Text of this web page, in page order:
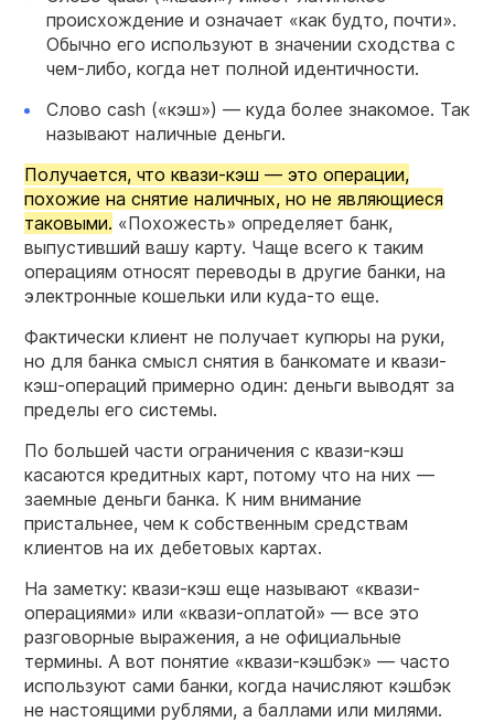
происхождение и означает «как будто, почти».
Обычно его используют в значении сходства с
чем-либо, когда нет полной идентичности.
Слово cash («кэш») — куда более знакомое. Так
называют наличные деньги.
Получается, что квази-кэш — это операции,
похожие на снятие наличных, но не являющиеся
таковыми. «Похожесть» определяет банк,
выпустивший вашу карту. Чаще всего к таким
операциям относят переводы в другие банки, на
электронные кошельки или куда-то еще.
Фактически клиент не получает купюры на руки,
но для банка смысл снятия в банкомате и квази-
кэш-операций примерно один: деньги выводят за
пределы его системы.
По большей части ограничения с квази-кэш
касаются кредитных карт, потому что на них —
заемные деньги банка. К ним внимание
пристальнее, чем к собственным средствам
клиентов на их дебетовых картах.
На заметку: квази-кэш еще называют «квази-
операциями» или «квази-оплатой» — все это
разговорные выражения, а не официальные
термины. А вот понятие «квази-кэшбэк» — часто
используют сами банки, когда начисляют кэшбэк
не настоящими рублями, а баллами или милями.